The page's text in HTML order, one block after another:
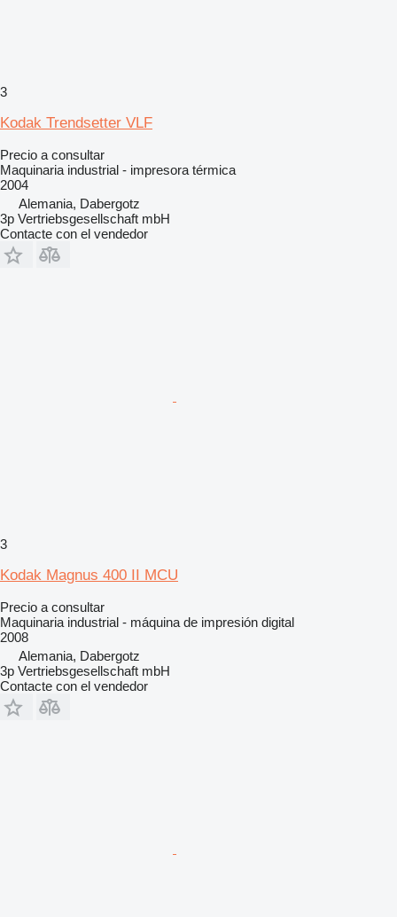
3
Kodak Trendsetter VLF
Precio a consultar
Maquinaria industrial - impresora térmica
2004
Alemania, Dabergotz
3p Vertriebsgesellschaft mbH
Contacte con el vendedor
3
Kodak Magnus 400 II MCU
Precio a consultar
Maquinaria industrial - máquina de impresión digital
2008
Alemania, Dabergotz
3p Vertriebsgesellschaft mbH
Contacte con el vendedor